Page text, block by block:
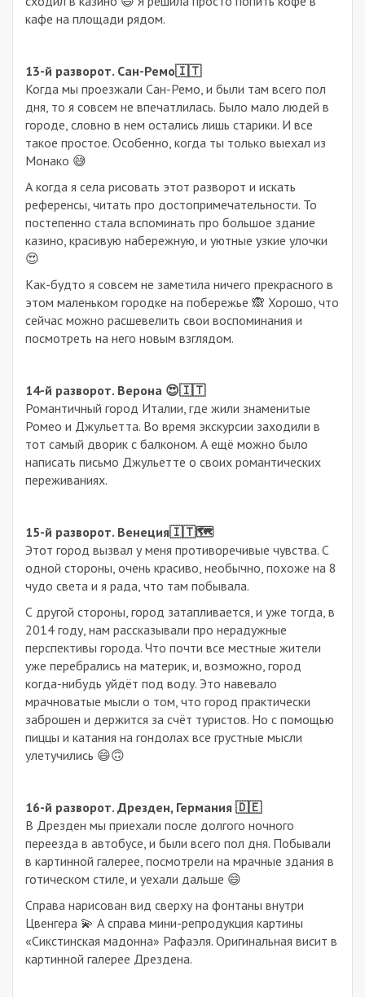
кафе на площади рядом.
13-й разворот. Сан-Ремо🇮🇹
Когда мы проезжали Сан-Ремо, и были там всего пол
дня, то я совсем не впечатлилась. Было мало людей в
городе, словно в нем остались лишь старики. И все
такое простое. Особенно, когда ты только выехал из
Монако 😅
А когда я села рисовать этот разворот и искать
референсы, читать про достопримечательности. То
постепенно стала вспоминать про большое здание
казино, красивую набережную, и уютные узкие улочки
😍
Как-будто я совсем не заметила ничего прекрасного в
этом маленьком городке на побережье 🙈 Хорошо, что
сейчас можно расшевелить свои воспоминания и
посмотреть на него новым взглядом.
14-й разворот. Верона 😍🇮🇹
Романтичный город Италии, где жили знаменитые
Ромео и Джульетта. Во время экскурсии заходили в
тот самый дворик с балконом. А ещё можно было
написать письмо Джульетте о своих романтических
переживаниях.
15-й разворот. Венеция🇮🇹🗺
Этот город вызвал у меня противоречивые чувства. С
одной стороны, очень красиво, необычно, похоже на 8
чудо света и я рада, что там побывала.
С другой стороны, город затапливается, и уже тогда, в
2014 году, нам рассказывали про нерадужные
перспективы города. Что почти все местные жители
уже перебрались на материк, и, возможно, город
когда-нибудь уйдёт под воду. Это навевало
мрачноватые мысли о том, что город практически
заброшен и держится за счёт туристов. Но с помощью
пиццы и катания на гондолах все грустные мысли
улетучились 😄🙃
16-й разворот. Дрезден, Германия 🇩🇪
В Дрезден мы приехали после долгого ночного
переезда в автобусе, и были всего пол дня. Побывали
в картинной галерее, посмотрели на мрачные здания в
готическом стиле, и уехали дальше 😄
Справа нарисован вид сверху на фонтаны внутри
Цвенгера 💫 А справа мини-репродукция картины
«Сикстинская мадонна» Рафаэля. Оригинальная висит в
картинной галерее Дрездена.